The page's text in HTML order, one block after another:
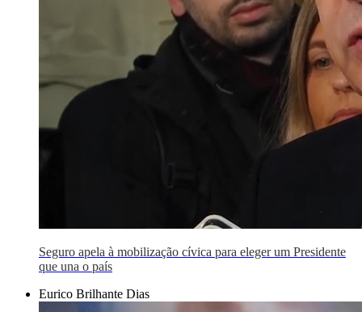
Seguro apela à mobilização cívica para eleger um Presidente
que una o país
Eurico Brilhante Dias